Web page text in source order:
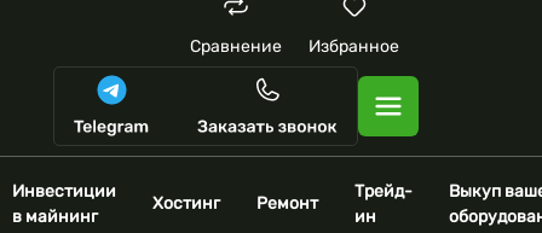
Сравнение Избранное
Инвестиции
в майнинг
Хостинг Ремонт
Трейд-
ин
Выкуп